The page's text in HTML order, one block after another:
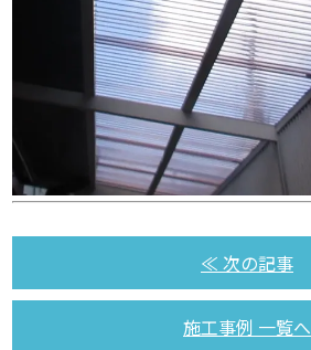
≪ 次の記事
施工事例 一覧へ